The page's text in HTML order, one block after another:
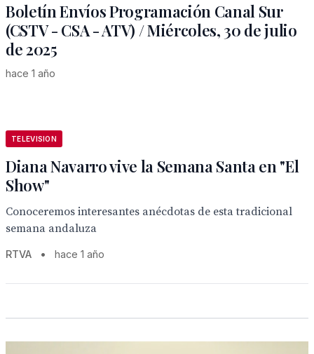
Boletín Envíos Programación Canal Sur
(CSTV - CSA - ATV) / Miércoles, 30 de julio
de 2025
hace 1 año
TELEVISION
Diana Navarro vive la Semana Santa en "El
Show"
Conoceremos interesantes anécdotas de esta tradicional
semana andaluza
RTVA • hace 1 año